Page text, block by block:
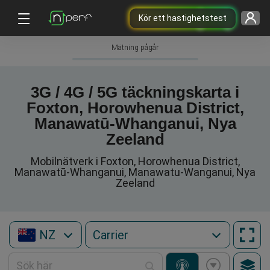
Kör ett hastighetstest
Mätning pågår
3G / 4G / 5G täckningskarta i
Foxton, Horowhenua District,
Manawatū-Whanganui, Nya
Zeeland
Mobilnätverk i Foxton, Horowhenua District,
Manawatū-Whanganui, Manawatu-Wanganui, Nya
Zeeland
NZ